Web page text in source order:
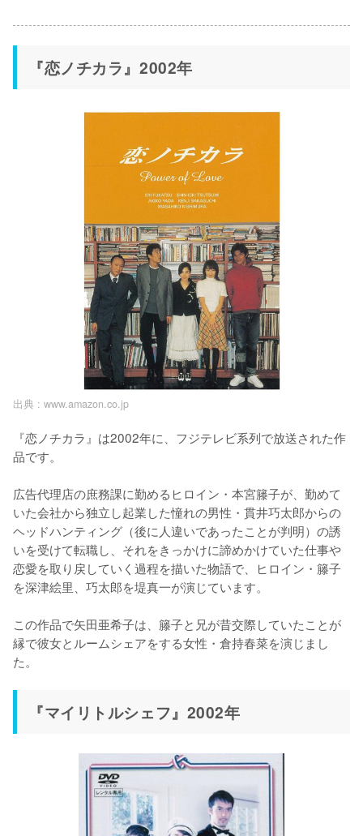
『恋ノチカラ』2002年
出典 : www.amazon.co.jp
『恋ノチカラ』は2002年に、フジテレビ系列で放送された作
品です。
広告代理店の庶務課に勤めるヒロイン・本宮籐子が、勤めて
いた会社から独立し起業した憧れの男性・貫井巧太郎からの
ヘッドハンティング（後に人違いであったことが判明）の誘
いを受けて転職し、それをきっかけに諦めかけていた仕事や
恋愛を取り戻していく過程を描いた物語で、ヒロイン・籐子
を深津絵里、巧太郎を堤真一が演じています。
この作品で矢田亜希子は、籐子と兄が昔交際していたことが
縁で彼女とルームシェアをする女性・倉持春菜を演じまし
た。
『マイリトルシェフ』2002年